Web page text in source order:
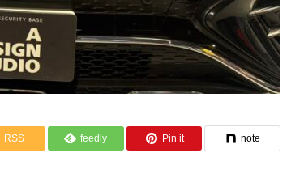
RSS feedly Pin it note